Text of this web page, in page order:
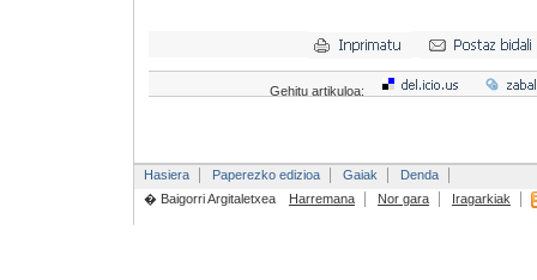
Gehitu artikuloa:
Hasiera Paperezko edizioa Gaiak
Denda
� Baigorri Argitaletxea
Harremana Nor gara Iragarkiak